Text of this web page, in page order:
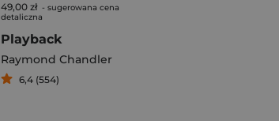
49,00 zł - sugerowana cena
detaliczna
Playback
Raymond Chandler
6,4 (554)